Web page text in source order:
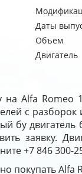
Даты
Объем
Двигатель
на Alfa
с
бу
заявку.
+7 846 300-
покупать Alfa